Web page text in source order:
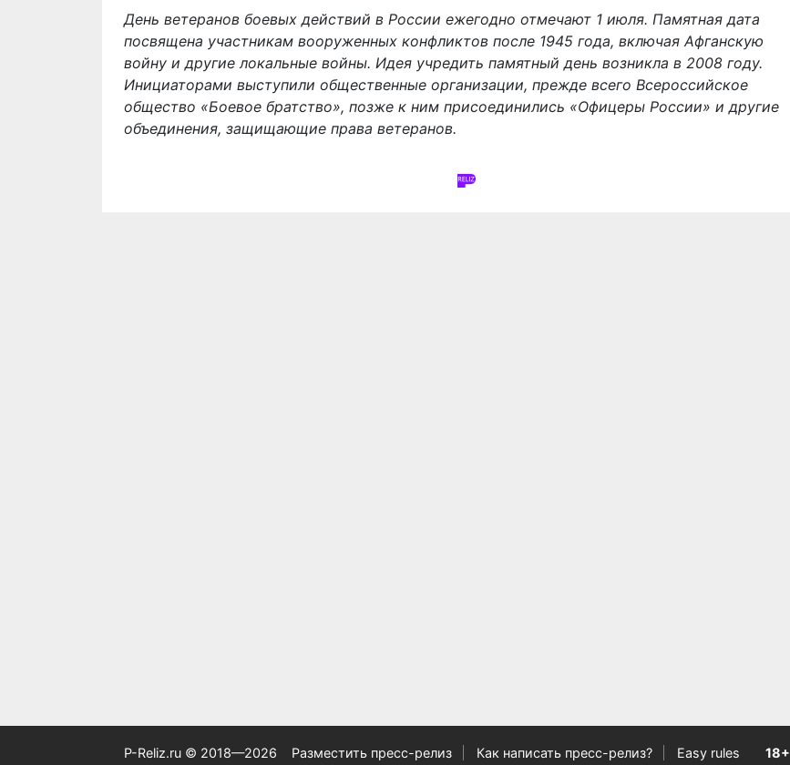
День ветеранов боевых действий в России ежегодно отмечают 1 июля. Памятная дата
посвящена участникам вооруженных конфликтов после 1945 года, включая Афганскую
войну и другие локальные войны. Идея учредить памятный день возникла в 2008 году.
Инициаторами выступили общественные организации, прежде всего Всероссийское
общество «Боевое братство», позже к ним присоединились «Офицеры России» и другие
объединения, защищающие права ветеранов.
P-Reliz.ru © 2018—2026 Разместить пресс-релиз Как написать пресс-релиз? Easy rules 18+